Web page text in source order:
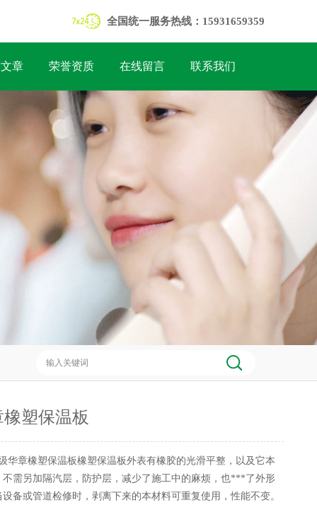
全国统一服务热线：15931659359
章 荣誉资质 在线留言 联系我们
塑保温板
华章橡塑保温板橡塑保温板外表有橡胶的光滑平整，以及它本
不需另加隔汽层，防护层，减少了施工中的麻烦，也***了外形
备或管道检修时，剥离下来的本材料可重复使用，性能不变。